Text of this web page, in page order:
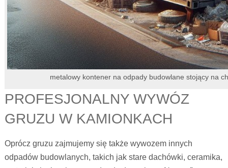
metalowy kontener na odpady budowlane stojący na
PROFESJONALNY WYWÓZ
GRUZU W KAMIONKACH
Oprócz gruzu zajmujemy się także wywozem innych
odpadów budowlanych, takich jak stare dachówki, ceramika,